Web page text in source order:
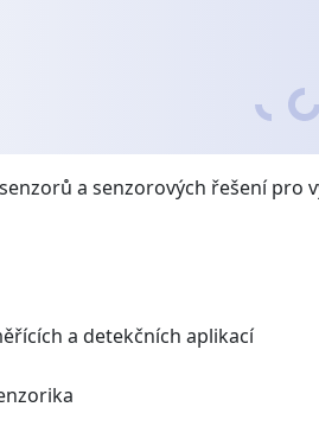
a senzorových řešení pro
a detekčních aplikací